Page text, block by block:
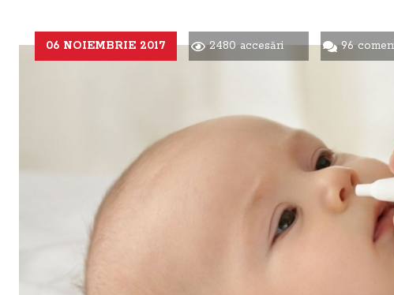
06 NOIEMBRIE 2017 2480 accesări 96